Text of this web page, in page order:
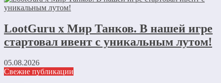
LootGuru x Мир Танков. В нашей игре
стартовал ивент с уникальным лутом!
05.08.2026
Свежие публикации